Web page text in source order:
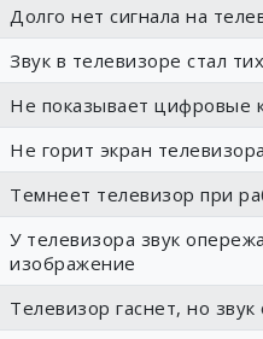
Долго нет сигнала на
Звук в телевизоре стал
Не показывает цифровые
Не горит экран телевизора
Темнеет телевизор при
У телевизора звук
изображение
Телевизор гаснет, но звук